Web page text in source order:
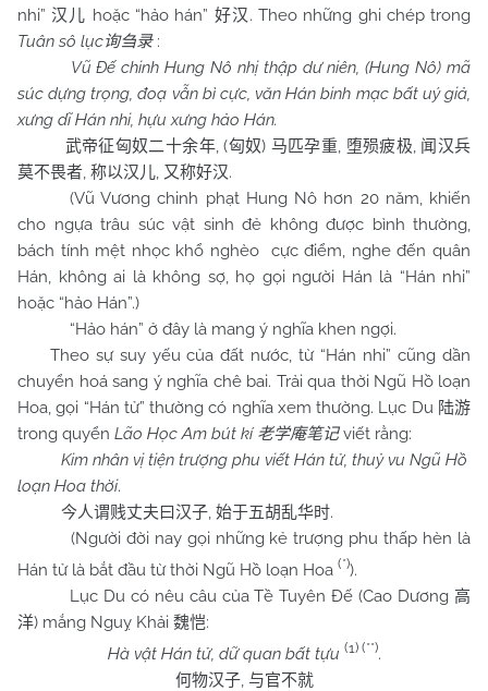
nhi”汉儿 hoặc “hảo hán” 好汉. Theo những ghi chép trong
Tuân sô lục询刍录:
Vũ Đế chinh Hung Nô nhị thập dư niên, (Hung Nô) mã
súc dựng trọng, đoạ vẫn bì cực, văn Hán binh mạc bất uý giả,
xưng dĩ Hán nhi, hựu xưng hảo Hán.
武帝征匈奴二十余年, (匈奴) 马匹孕重, 堕殒疲极, 闻汉兵
莫不畏者, 称以汉儿, 又称好汉.
(Vũ Vương chinh phạt Hung Nô hơn 20 năm, khiến
cho ngựa trâu súc vật sinh đẻ không được bình thường,
bách tính mệt nhọc khổ nghèo cực điểm, nghe đến quân
Hán, không ai là không sợ, họ gọi người Hán là “Hán nhi”
hoặc “hảo Hán”.)
“Hảo hán” ở đây là mang ý nghĩa khen ngợi.
Theo sự suy yếu của đất nước, từ “Hán nhi” cũng dần
chuyển hoá sang ý nghĩa chê bai. Trải qua thời Ngũ Hồ loạn
Hoa, gọi “Hán tử” thường có nghĩa xem thường. Lục Du 陆游
trong quyển Lão Học Am bút kí老学庵笔记viết rằng:
Kim nhân vị tiện trượng phu viết Hán tử, thuỷ vu Ngũ Hồ
loạn Hoa thời.
今人谓贱丈夫曰汉子, 始于五胡乱华时.
(Người đời nay gọi những kẻ trượng phu thấp hèn là
Hán tử là bắt đầu từ thời Ngũ Hồ loạn Hoa (*)).
Lục Du có nêu câu của Tề Tuyên Đế (Cao Dương 高
洋) mắng Nguỵ Khải 魏恺:
Hà vật Hán tử, dữ quan bất tựu (1) (**).
何物汉子, 与官不就